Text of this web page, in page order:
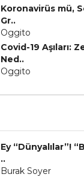
Koronavirüs mü,
Gr..
Oggito
Covid-19 Aşıları:
Ned..
Oggito
Ey “Dünyalılar”!
..
Burak Soyer